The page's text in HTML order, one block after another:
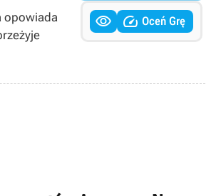
opowiada
  Oceń Grę